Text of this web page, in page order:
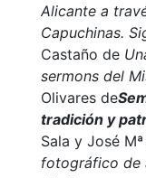
Alicante a
Capuchinas.
Castaño de
sermons del
Olivares de
tradición y
Sala y José
fotográfico de